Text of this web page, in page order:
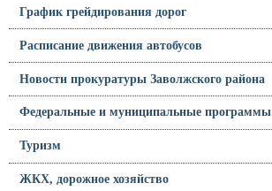
График грейдирования дорог
Расписание движения автобусов
Новости прокуратуры Заволжского района
Федеральные и муниципальные программы
Туризм
ЖКХ, дорожное хозяйство